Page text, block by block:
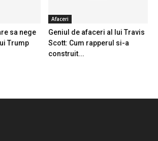
sa nege
Trump
Afaceri
Geniul de afaceri al lui Travis
Scott: Cum rapperul si-a
construit...